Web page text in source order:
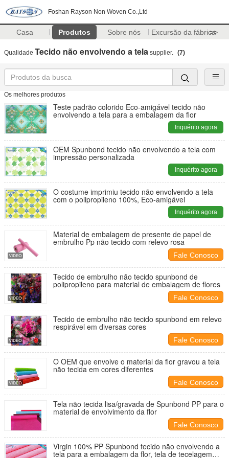
Foshan Rayson Non Woven Co.,Ltd
Casa Produtos Sobre nós Excursão da fábrica
>>
Qualidade Tecido não envolvendo a tela supplier. (7)
Os melhores produtos
Teste padrão colorido Eco-amigável tecido não
envolvendo a tela para a embalagem da flor
Inquérito agora
OEM Spunbond tecido não envolvendo a tela com
impressão personalizada
Inquérito agora
O costume imprimiu tecido não envolvendo a tela
com o polipropileno 100%, Eco-amigável
Inquérito agora
Material de embalagem de presente de papel de
embrulho Pp não tecido com relevo rosa
Fale Conosco
Tecido de embrulho não tecido spunbond de
polipropileno para material de embalagem de flores
Fale Conosco
Tecido de embrulho não tecido spunbond em relevo
respirável em diversas cores
Fale Conosco
O OEM que envolve o material da flor gravou a tela
não tecida em cores diferentes
Fale Conosco
Tela não tecida lisa/gravada de Spunbond PP para o
material de envolvimento da flor
Fale Conosco
Virgin 100% PP Spunbond tecido não envolvendo a
tela para a embalagem da flor, tela de tecelagem